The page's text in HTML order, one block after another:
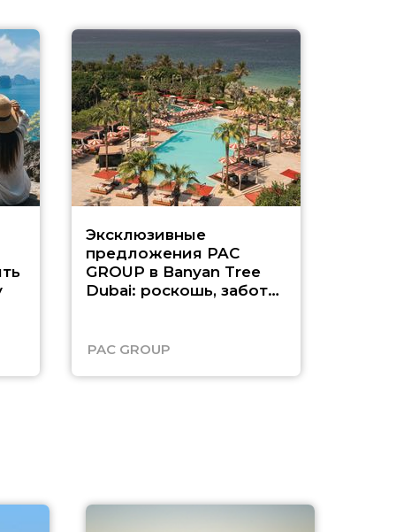
Эксклюзивные
предложения PAC
GROUP в Banyan Tree
Dubai: роскошь, забота
PAC GROUP